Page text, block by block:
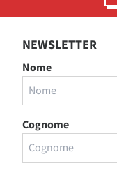
NEWSLETTER
Nome
Cognome